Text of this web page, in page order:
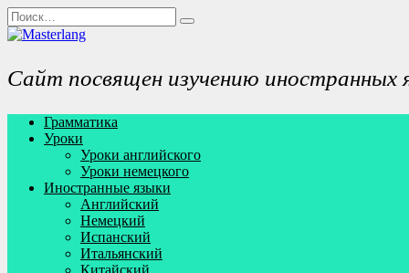
Перейти
к
содержанию
Search
for:
Сайт посвящен изучению иностранных
Грамматика
Уроки
Уроки английского
Уроки немецкого
Иностранные языки
Английский
Немецкий
Испанский
Итальянский
Китайский